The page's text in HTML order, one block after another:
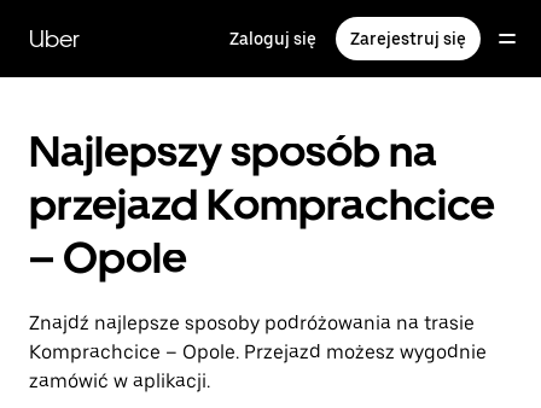
głównej
zawartości
Uber Zaloguj się Zarejestruj się
Najlepszy sposób na
przejazd Komprachcice
– Opole
Znajdź najlepsze sposoby podróżowania na trasie
Komprachcice – Opole. Przejazd możesz wygodnie
zamówić w aplikacji.